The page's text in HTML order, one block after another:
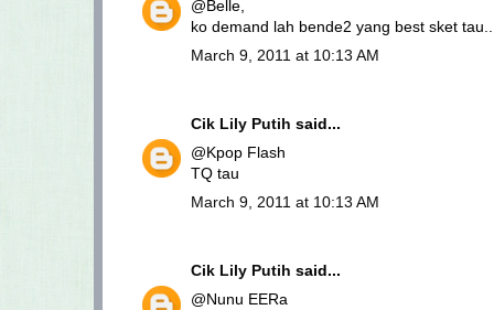
@Belle,
ko demand lah bende2 yang best sket tau..
March 9, 2011 at 10:13 AM
Cik Lily Putih said...
@Kpop Flash
TQ tau
March 9, 2011 at 10:13 AM
Cik Lily Putih said...
@Nunu EERa